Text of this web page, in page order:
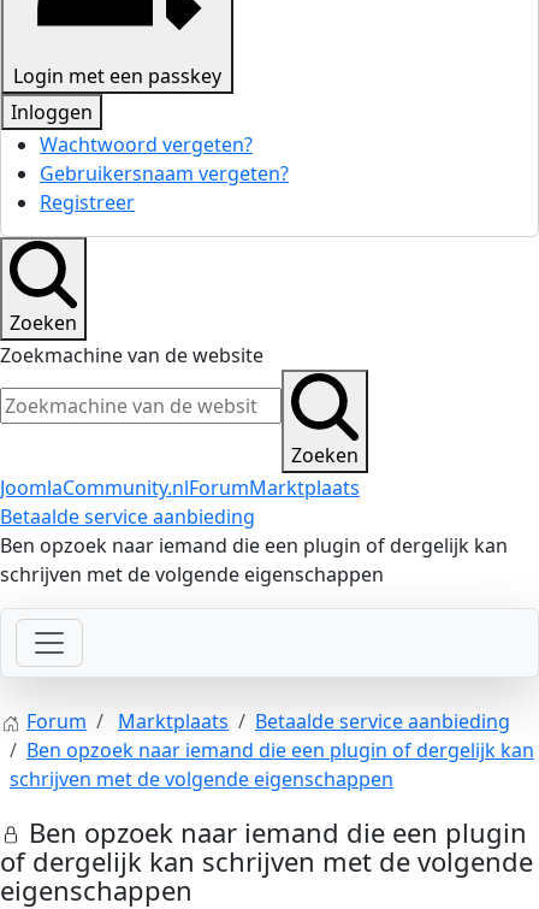
Login met een passkey
Inloggen
Wachtwoord vergeten?
Gebruikersnaam vergeten?
Registreer
Zoeken
Zoekmachine van de website
Zoeken
JoomlaCommunity.nlForumMarktplaats
Betaalde service aanbieding
Ben opzoek naar iemand die een plugin of dergelijk kan
schrijven met de volgende eigenschappen
Forum Marktplaats
Betaalde service aanbieding
Ben opzoek naar iemand die een plugin of dergelijk kan
schrijven met de volgende eigenschappen
Ben opzoek naar iemand die een plugin
of dergelijk kan schrijven met de volgende
eigenschappen